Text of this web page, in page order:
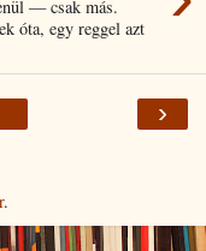
— csak más.
óta, egy reggel azt
›
.